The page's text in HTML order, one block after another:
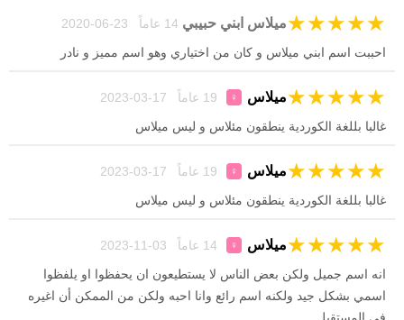
ميلاس ابني حبيبي ★
★
★
★
★
احببت اسم ابني ميلاس و كان من اختياري وهو اسم مميز و نادر
ميلاس ♀ ★
★
★
★
★
غالبا بللغة الكوردية ينطقون مئلاس و ليس ميلاس
ميلاس ♀ ★
★
★
★
★
غالبا بللغة الكوردية ينطقون مئلاس و ليس ميلاس
ميلاس ♀ ★
★
★
★
★
انه اسم جميل ولكن بعض الناس لا يستطيعون ان يحفظوا او يلفظوا
اسمي بشكل جيد ولكنه اسم رائع وانا احبه ولكن من الممكن أن اغيره